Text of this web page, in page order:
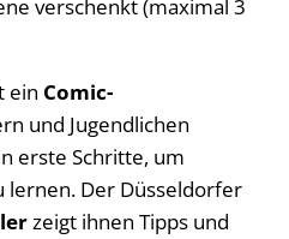
verschenkt (maximal 3
ein Comic-
und Jugendlichen
erste Schritte, um
lernen. Der Düsseldorfer
zeigt ihnen Tipps und